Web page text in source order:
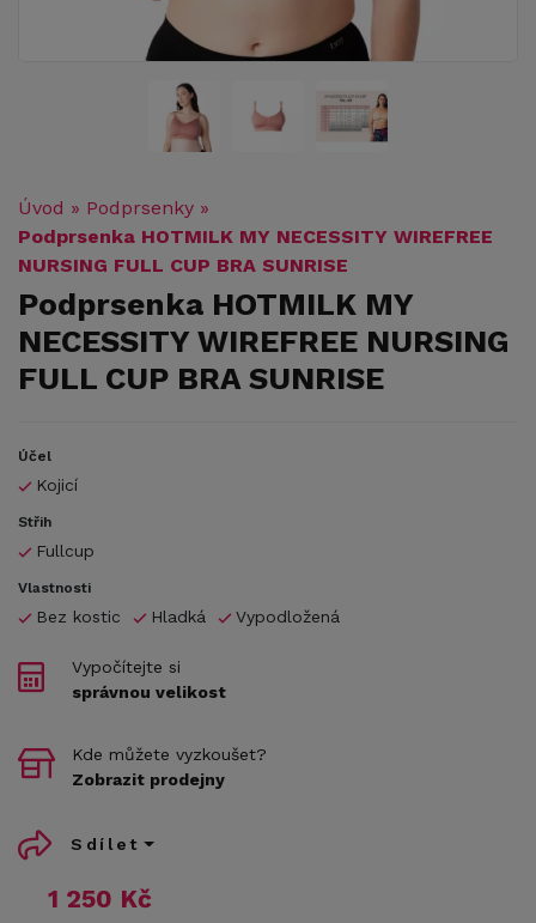
Úvod » Podprsenky »
Podprsenka HOTMILK MY NECESSITY WIREFREE
NURSING FULL CUP BRA SUNRISE
Podprsenka HOTMILK MY
NECESSITY WIREFREE NURSING
FULL CUP BRA SUNRISE
Účel
Kojicí
Střih
Fullcup
Vlastnosti
Bez kostic Hladká Vypodložená
1 250 Kč
Vypočítejte si
správnou velikost
Kde můžete vyzkoušet?
Zobrazit prodejny
Sdílet